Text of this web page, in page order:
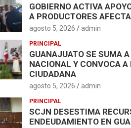
GOBIERNO ACTIVA
A PRODUCTORES
agosto 5, 2026 admin
PRINCIPAL
GUANAJUATO SE SUMA
NACIONAL Y CONVOCA
CIUDADANA
agosto 5, 2026 admin
PRINCIPAL
SCJN DESESTIMA
ENDEUDAMIENTO EN